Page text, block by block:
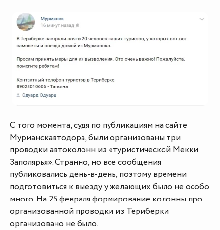
С того момента, судя по публикациям на сайте
Мурманскавтодора, были организованы три
проводки автоколонн из «туристической Мекки
Заполярья». Странно, но все сообщения
публиковались день-в-день, поэтому времени
подготовиться к выезду у желающих было не особо
много. На 25 февраля формирование колонны про
организованной проводки из Териберки
организовано не было.